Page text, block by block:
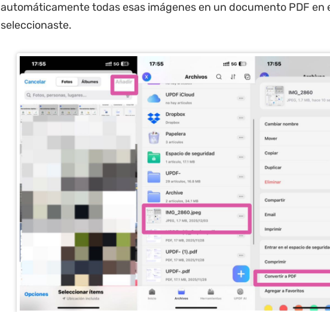
automáticamente todas esas imágenes en un documento PDF en
seleccionaste.